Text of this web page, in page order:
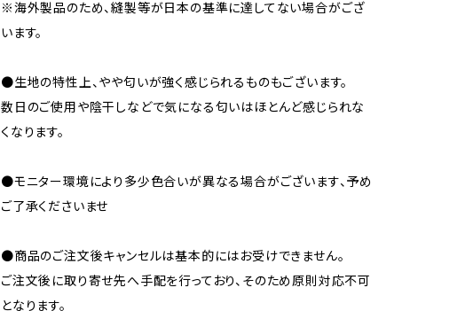
※海外製品のため、縫製等が日本の基準に達してない場合がござ
います。
●生地の特性上、やや匂いが強く感じられるものもございます。
数日のご使用や陰干しなどで気になる匂いはほとんど感じられな
くなります。
●モニター環境により多少色合いが異なる場合がございます、予め
ご了承くださいませ
●商品のご注文後キャンセルは基本的にはお受けできません。
ご注文後に取り寄せ先へ手配を行っており、そのため原則対応不可
となります。